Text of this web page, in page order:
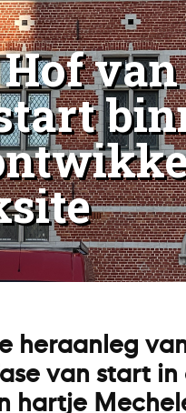
van
heraanleg
van start
hartje